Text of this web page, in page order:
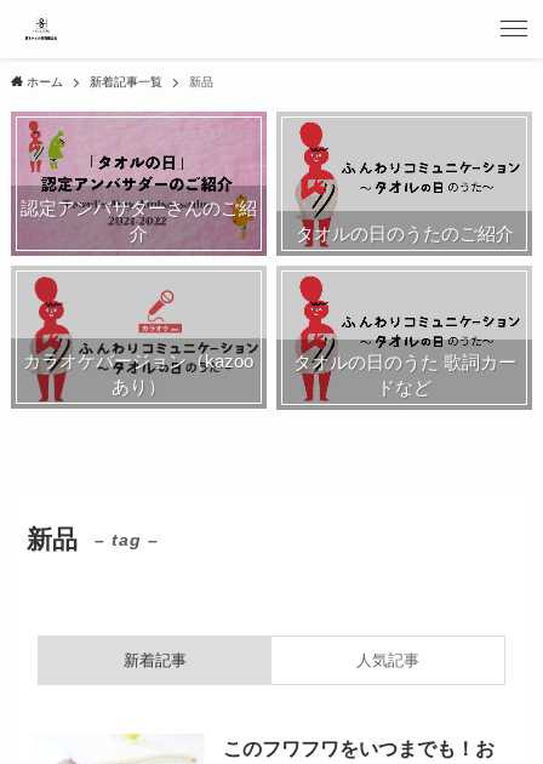
ホーム 新着記事一覧 新品
認定アンバサダーさんのご紹
介
タオルの日のうたのご紹介
カラオケバージョン（kazoo
あり）
タオルの日のうた 歌詞カー
ドなど
新品 – tag –
新着記事 人気記事
このフワフワをいつまでも！お